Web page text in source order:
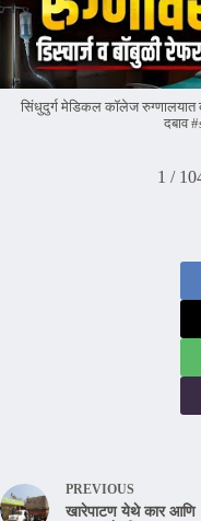
सिंधुदुर्ग मेडिकल कॉलेज रुग्णालयात
दबाव
1 /
PREVIOUS
खारेपाटण येथे कार आणि